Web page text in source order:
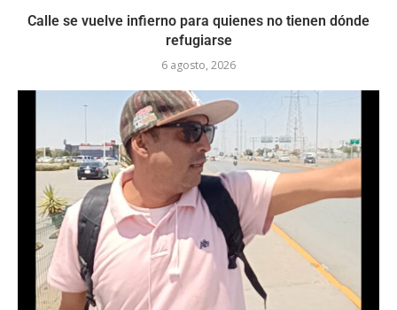
Calle se vuelve infierno para quienes no tienen dónde
refugiarse
6 agosto, 2026